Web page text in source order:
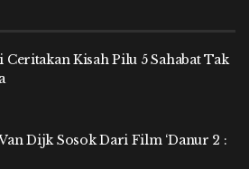
Ceritakan Kisah Pilu 5 Sahabat Tak
Dijk Sosok Dari Film ‘Danur 2 :